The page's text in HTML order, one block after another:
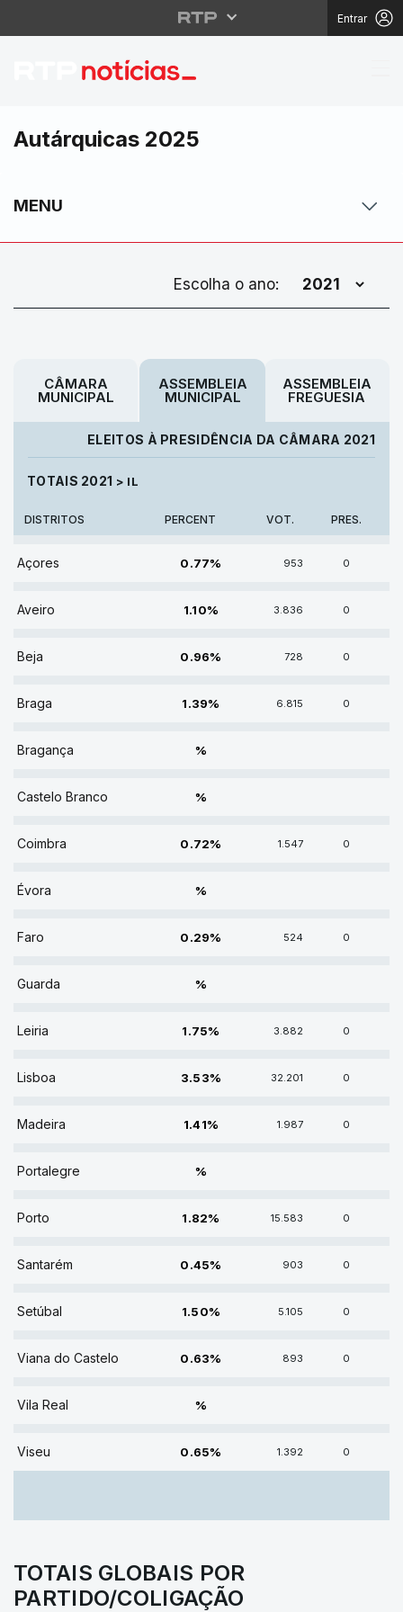
Entrar
Autárquicas 2025
MENU
Escolha o ano:
CÂMARA
MUNICIPAL
ASSEMBLEIA
MUNICIPAL
ASSEMBLEIA
FREGUESIA
ELEITOS À PRESIDÊNCIA DA CÂMARA 2021
TOTAIS 2021 > IL
DISTRITOS PERCENT VOT. PRES.
Açores 0.77% 953 0
Aveiro 1.10% 3.836 0
Beja 0.96% 728 0
Braga 1.39% 6.815 0
Bragança %
Castelo Branco %
Coimbra 0.72% 1.547 0
Évora %
Faro 0.29% 524 0
Guarda %
Leiria 1.75% 3.882 0
Lisboa 3.53% 32.201 0
Madeira 1.41% 1.987 0
Portalegre %
Porto 1.82% 15.583 0
Santarém 0.45% 903 0
Setúbal 1.50% 5.105 0
Viana do Castelo 0.63% 893 0
Vila Real %
Viseu 0.65% 1.392 0
TOTAIS GLOBAIS POR
PARTIDO/COLIGAÇÃO